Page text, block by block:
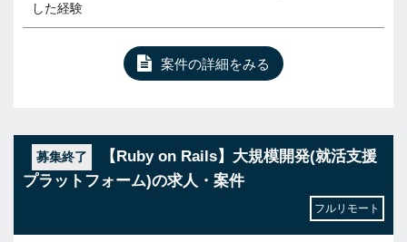
した経験
案件の詳細をみる
募集終了
【Ruby on Rails】大規模開発(就活支援
プラットフォーム)の求人・案件
フルリモート